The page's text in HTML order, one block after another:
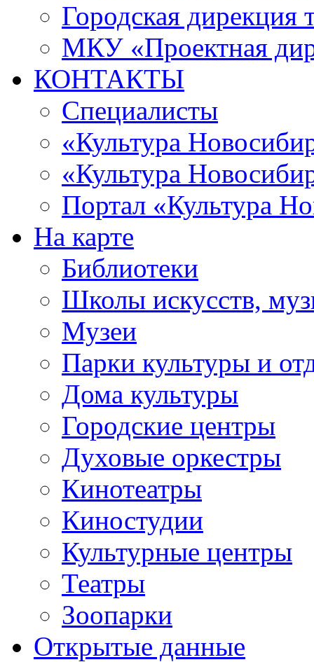
Городская дирекция
МКУ «Проектная
КОНТАКТЫ
Специалисты
«Культура
«Культура
Портал «Культура
На карте
Библиотеки
Школы искусств,
Музеи
Парки культуры и
Дома культуры
Городские центры
Духовые оркестры
Кинотеатры
Киностудии
Культурные центры
Театры
Зоопарки
Открытые данные